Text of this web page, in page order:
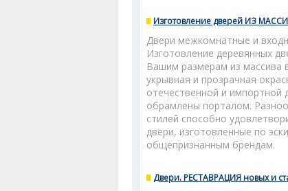
Изготовление дверей ИЗ
Двери межкомнатные и
Изготовление деревянных
Вашим размерам из массива
укрывная и прозрачная
отечественной и импортной
обрамлены порталом.
стилей способно
двери, изготовленные по
общепризнанным брендам.
Двери. РЕСТАВРАЦИЯ новых и